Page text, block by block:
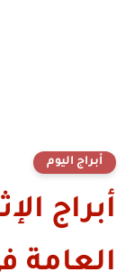
أبراج اليوم
العامة